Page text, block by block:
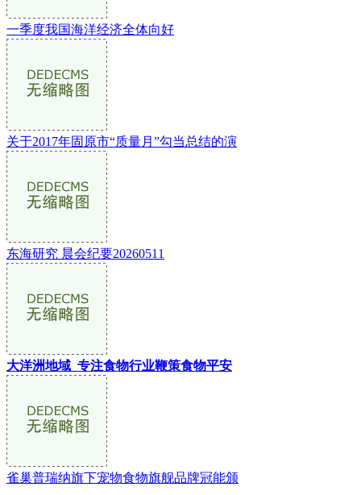
一季度我国海洋经济全体向好
关于2017年固原市“质量月”勾当总结的演
东海研究 晨会纪要20260511
大洋洲地域_专注食物行业鞭策食物平安
雀巢普瑞纳旗下宠物食物旗舰品牌冠能颁